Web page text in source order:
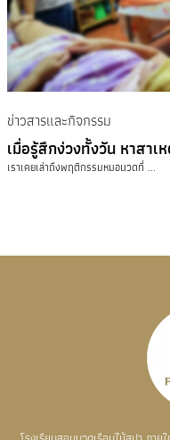
ข่าวสารและกิจกรรม
เมื่อรู้สึกง่วงทั้งวัน หาสา
เราเคยเล่าถึงพฤติกรรมหมอนวดที่ ...